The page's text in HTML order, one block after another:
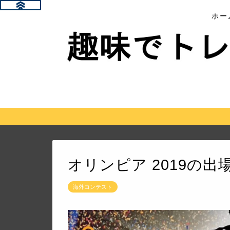
ホー
オリンピア 2019の出
海外コンテスト